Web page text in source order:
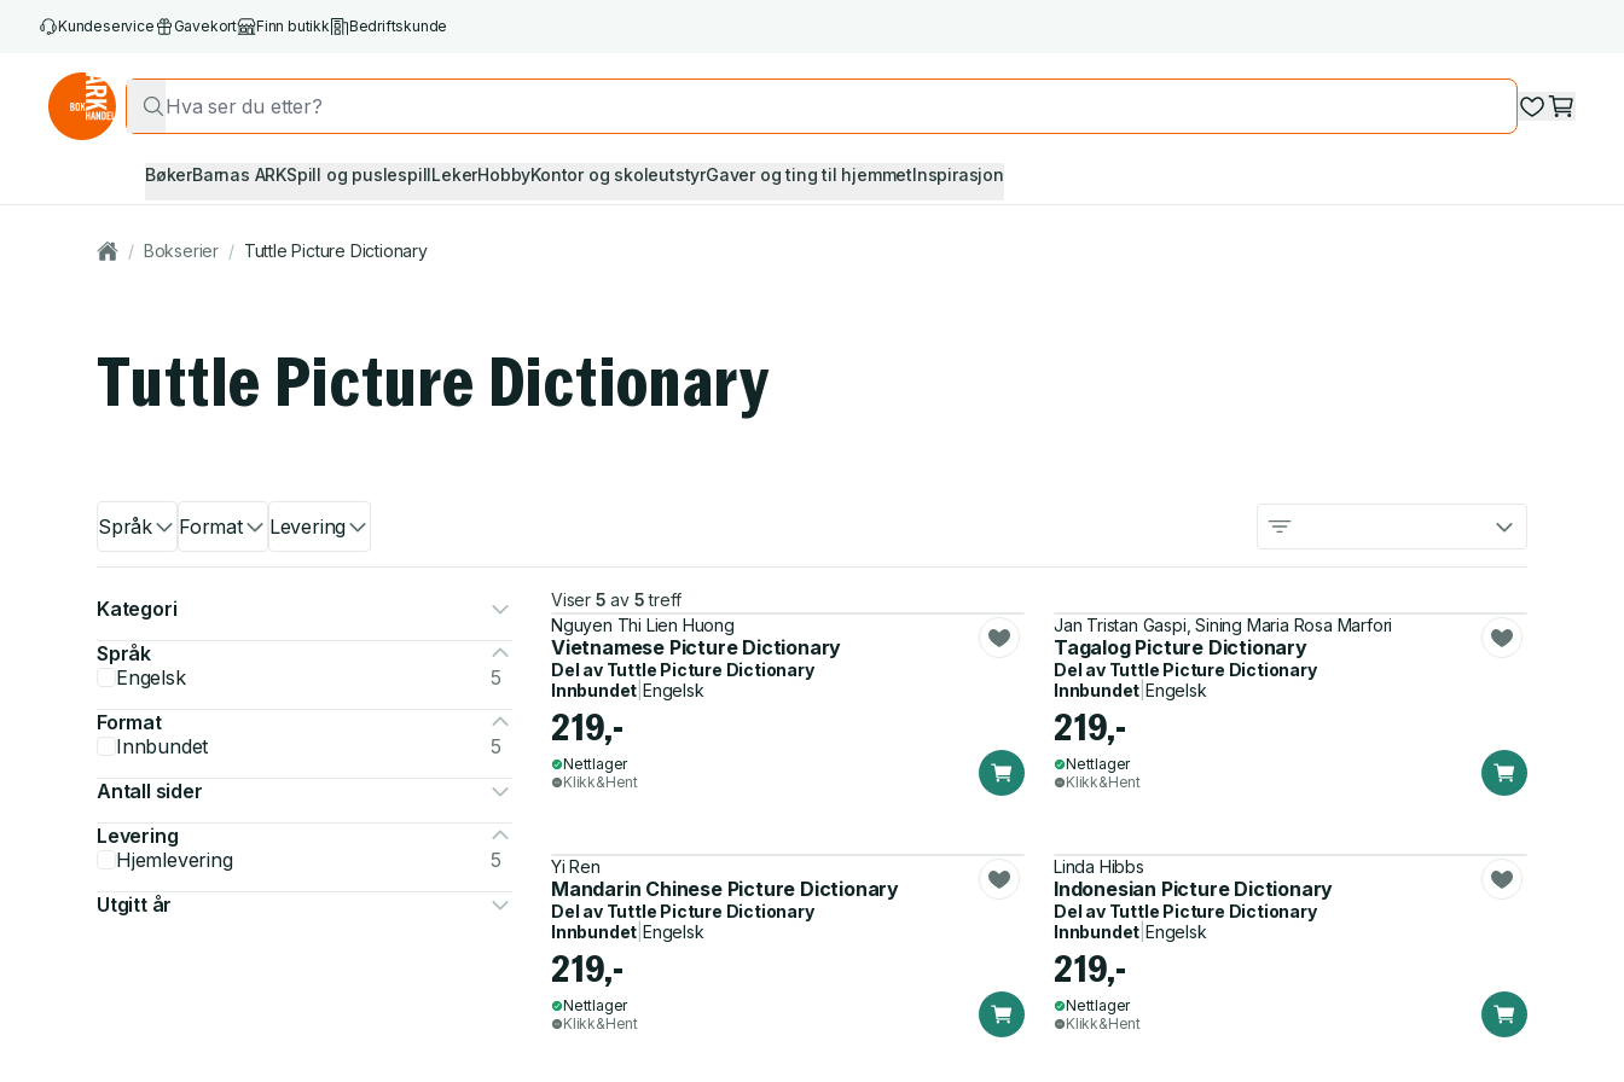
Kundeservice Gavekort Finn butikk Bedriftskunde
BøkerBarnas ARKSpill og puslespillLekerHobbyKontor og skoleutstyrGaver og ting til hjemmetInspirasjon
/ Bokserier / Tuttle Picture Dictionary
Tuttle Picture Dictionary
Språk Format Levering
Kategori
Språk
Engelsk
5
Format
Innbundet
5
Antall sider
Levering
Hjemlevering
5
Utgitt år
Viser 5 av 5 treff
Nguyen Thi Lien Huong
Vietnamese Picture Dictionary
Del av Tuttle Picture Dictionary
Innbundet |Engelsk
219,-
Nettlager
Klikk&Hent
Jan Tristan Gaspi, Sining Maria Rosa Marfori
Tagalog Picture Dictionary
Del av Tuttle Picture Dictionary
Innbundet |Engelsk
219,-
Nettlager
Klikk&Hent
Yi Ren
Mandarin Chinese Picture Dictionary
Del av Tuttle Picture Dictionary
Innbundet |Engelsk
219,-
Nettlager
Klikk&Hent
Linda Hibbs
Indonesian Picture Dictionary
Del av Tuttle Picture Dictionary
Innbundet |Engelsk
219,-
Nettlager
Klikk&Hent